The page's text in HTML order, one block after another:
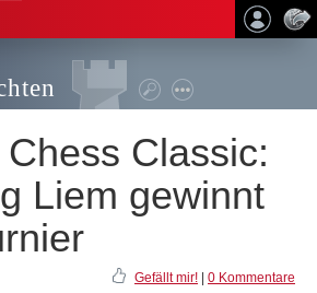
Classic:
Liem gewinnt
Gefällt mir! 0 Kommentare